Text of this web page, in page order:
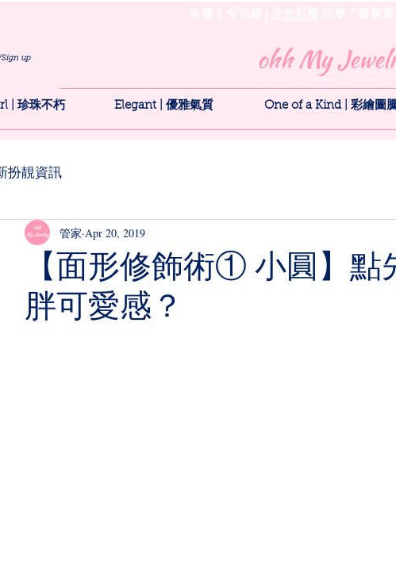
up ohh My
| 珍珠不朽 Elegant | 優雅氣質 One of a Kind | 彩繪圖
扮靚資訊
【面形修飾術① 小圓】
胖可愛感？
管家 Apr 20, 2019